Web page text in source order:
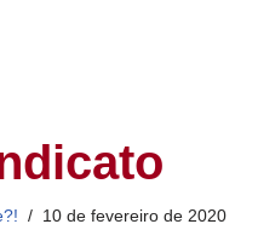
10 de fevereiro de 2020